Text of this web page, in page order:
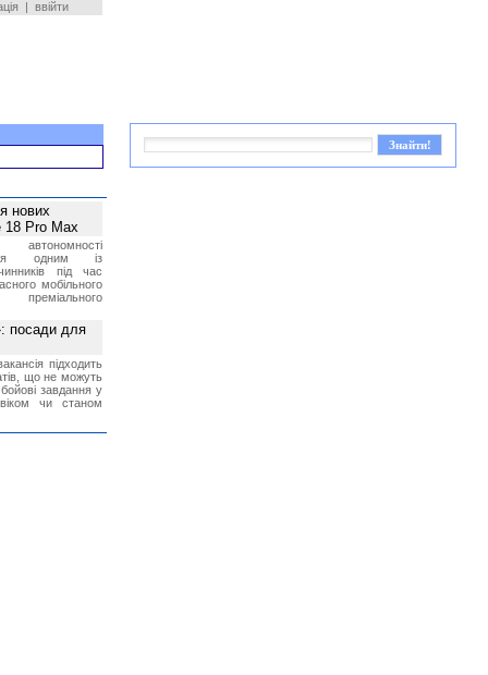
| ввійти
нових
18 Pro Max
одним із
під час
мобільного
преміального
посади для
підходить
що не можуть
завдання у
віком чи станом